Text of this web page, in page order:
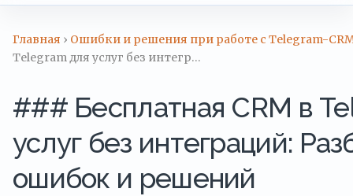
Главная › Ошибки и решения при работе с Telegram-
Telegram для услуг без интегр…
### Бесплатная CRM в
услуг без интеграций:
ошибок и решений